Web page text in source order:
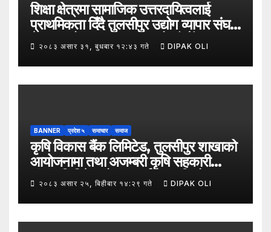
शिक्षा क्षेत्रमा सामाजिक उत्तरदायित्वलाई
प्राथमिकता दिँदै तुलसीपुर उद्योग व्यापार संघले
नेपाल उद्योग व्यापार महासंघको पाँचौँ स्थापना
दिवसको अवसर पारेर तुलसीपुर
उपमहानगरपालिका–५, गैरापातु स्थित श्री
जनश्रमिक आ बि विद्यालयका विद्यार्थीहरूलाई
२०८३ असार ३१, बुधबार १२:४३ गते DIPAK OLI
BANNER प्रदेश ५ समाचार समाज
कृषि विकास बैंक लिमिटेड, तुलसीपुर शाखाको
आयोजनामा तथा अजम्बरी कृषि सहकारी
संस्था लिमिटेडको सहकार्यमा “कृषिको
समावेशी रूपान्तरणका लागि मूल्य शृङ्खला
(VITA) कार्यक्रम अन्तर्गत तरकारी उत्पादक
किसान र व्यापारीबीच व्यवसाय विस्तार सम्बन्धी
२०८३ असार २५, बिहीबार १४:२९ गते DIPAK OLI